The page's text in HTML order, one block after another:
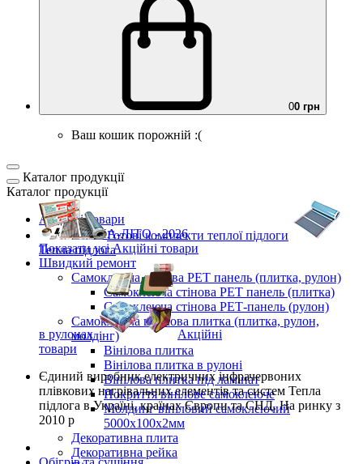
00 грн
Ваш кошик порожній :(
Каталог продукції
Каталог продукції
Акційні товари
ВЕСНА-ЛІТО - 2026
Показати усі Акційні товари
Швидкий ремонт
Самоклеюча стінова PET панель (плитка, рулон)
Самоклеюча стінова PET панель (плитка)
Самоклеюча стінова РЕТ-панель (рулон)
Самоклеюча вінілова плитка (плитка, рулон,
молдінг)
Вінілова плитка
Вінілова плитка в рулоні
Вінілова плитка під ламінат
Покриття вінілове самоклеюче
Молдинг вініловий самоклеючий
5000х100х2мм
Декоративна плита
Декоративна рейка
Готові комплекти теплої підлоги
Тепла підлога
в рулонах
Акційні
товари
Єдиний виробникелектричних інфрачервоних
плівкових нагрівальних елементів та систем Тепла
підлога в Україні, країнах Європи та СНД.На ринку з
2010 р